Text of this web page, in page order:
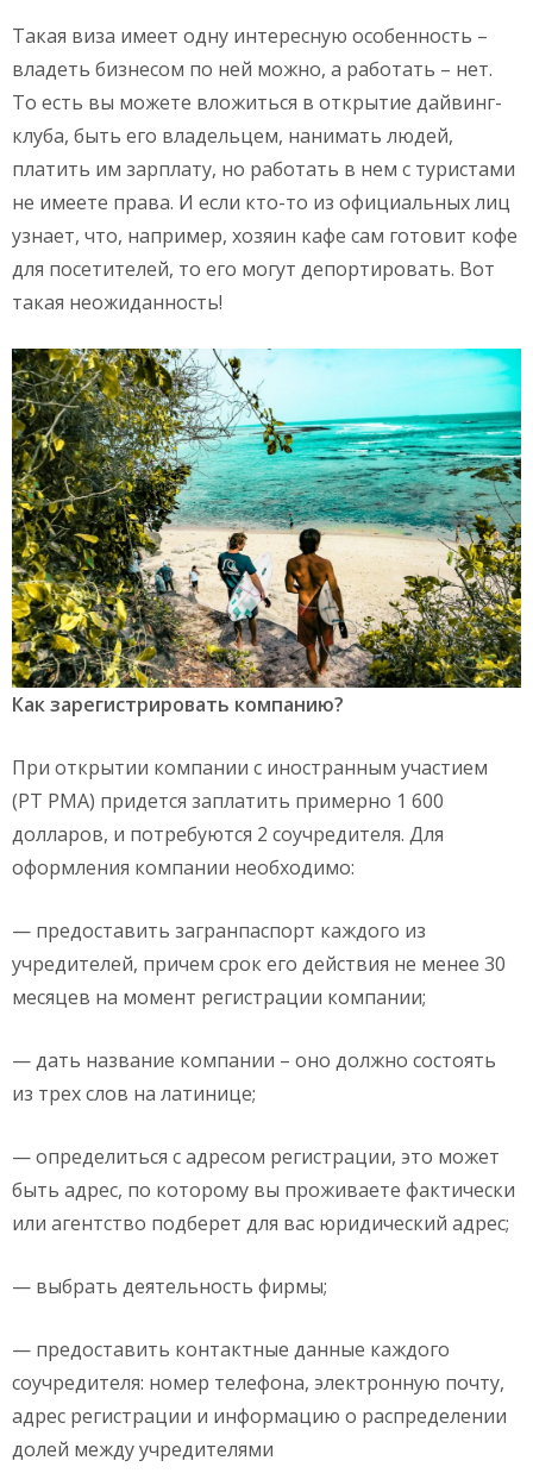
Такая виза имеет одну интересную особенность –
владеть бизнесом по ней можно, а работать – нет.
То есть вы можете вложиться в открытие дайвинг-
клуба, быть его владельцем, нанимать людей,
платить им зарплату, но работать в нем с туристами
не имеете права. И если кто-то из официальных лиц
узнает, что, например, хозяин кафе сам готовит кофе
для посетителей, то его могут депортировать. Вот
такая неожиданность!
Как зарегистрировать компанию?
При открытии компании с иностранным участием
(РТ РМА) придется заплатить примерно 1 600
долларов, и потребуются 2 соучредителя. Для
оформления компании необходимо:
— предоставить загранпаспорт каждого из
учредителей, причем срок его действия не менее 30
месяцев на момент регистрации компании;
— дать название компании – оно должно состоять
из трех слов на латинице;
— определиться с адресом регистрации, это может
быть адрес, по которому вы проживаете фактически
или агентство подберет для вас юридический адрес;
— выбрать деятельность фирмы;
— предоставить контактные данные каждого
соучредителя: номер телефона, электронную почту,
адрес регистрации и информацию о распределении
долей между учредителями